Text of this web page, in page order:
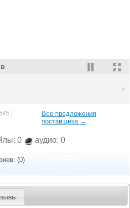
|
Все предложения
поставщика →
0 аудио: 0
(0)